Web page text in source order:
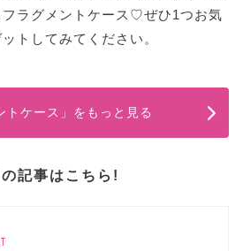
ラグメントケース♡ぜひ1つお気
トしてみてください。
トケース」をもっと見る
記事はこちら!